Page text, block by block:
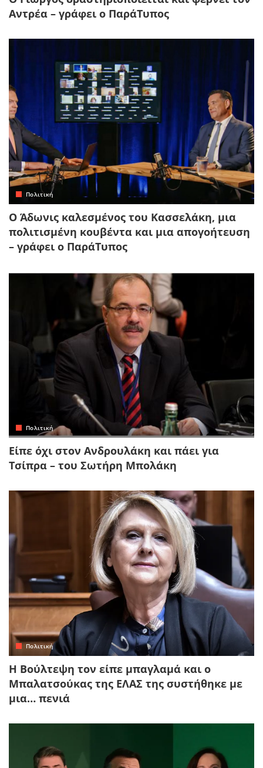
Αντρέα – γράφει ο ΠαράΤυπος
Πολιτική
Ο Άδωνις καλεσμένος του Κασσελάκη, μια
πολιτισμένη κουβέντα και μια απογοήτευση
– γράφει ο ΠαράΤυπος
Πολιτική
Είπε όχι στον Ανδρουλάκη και πάει για
Τσίπρα – του Σωτήρη Μπολάκη
Πολιτική
Η Βούλτεψη τον είπε μπαγλαμά και ο
Μπαλατσούκας της ΕΛΑΣ της συστήθηκε με
μια… πενιά